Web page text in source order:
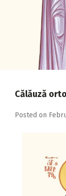
2017
2016
Călăuză
Posted on